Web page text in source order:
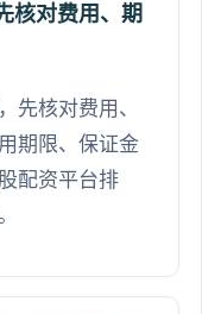
核对费用、期
先核对费用、
期限、保证金
配资平台排